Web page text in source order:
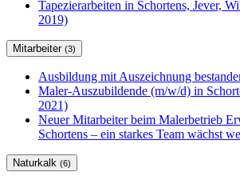
Tapezierarbeiten in Schortens, Jever,
2019)
Mitarbeiter (3)
Ausbildung mit Auszeichnung
Maler-Auszubildende (m/w/d) in
2021)
Neuer Mitarbeiter beim Malerbetrieb
Schortens – ein starkes Team wächst
Naturkalk (6)